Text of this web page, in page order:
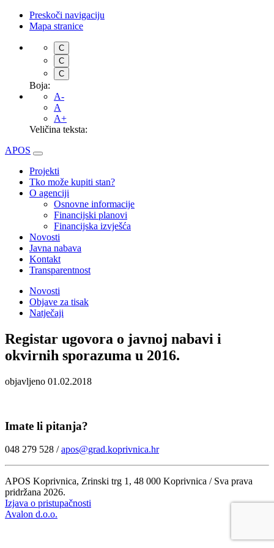
Preskoči navigaciju
Mapa stranice
C
C
C
Boja:
A-
A
A+
Veličina teksta:
APOS
Projekti
Tko može kupiti stan?
O agenciji
Osnovne informacije
Financijski planovi
Financijska izvješća
Novosti
Javna nabava
Kontakt
Transparentnost
Novosti
Objave za tisak
Natječaji
Registar ugovora o javnoj nabavi i
okvirnih sporazuma u 2016.
objavljeno 01.02.2018
Imate li pitanja?
048 279 528 /apos@grad.koprivnica.hr
APOS Koprivnica, Zrinski trg 1, 48 000 Koprivnica / Sva prava
pridržana 2026.
Izjava o pristupačnosti
Avalon d.o.o.